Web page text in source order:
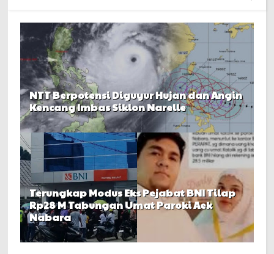
NTT Berpotensi Diguyur Hujan dan Angin
Kencang Imbas Siklon Narelle
Terungkap Modus Eks Pejabat BNI Tilap
Rp28 M Tabungan Umat Paroki Aek
Nabara